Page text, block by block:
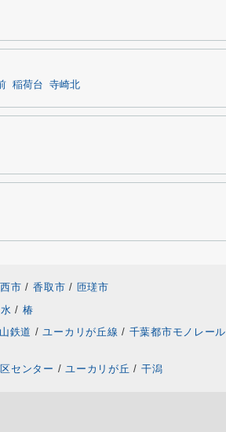
稲荷台 寺崎北
市 / 香取市 / 匝瑳市
/ 椿
鉄道 / ユーカリが丘線 / 千葉都市モノレール
センター / ユーカリが丘 / 干潟